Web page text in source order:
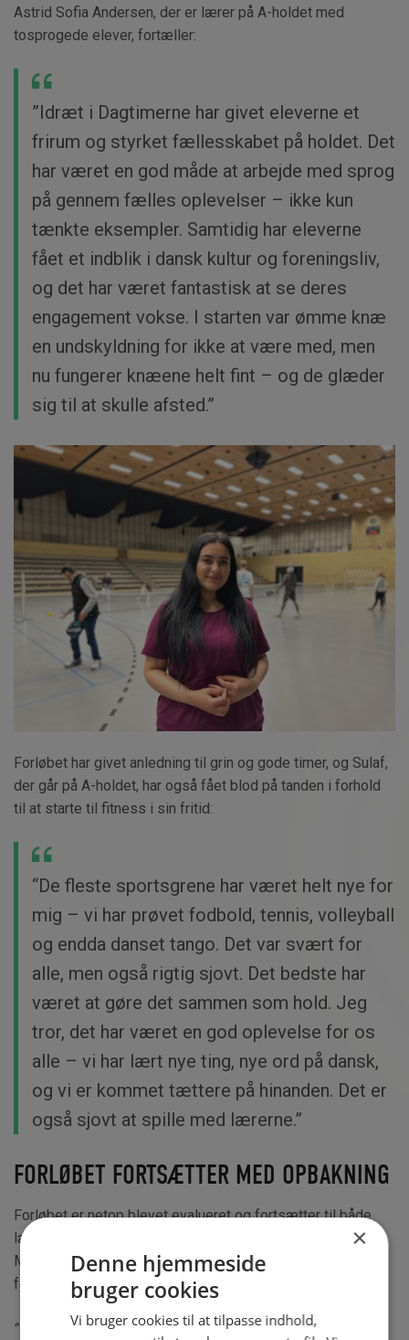
Astrid Sofia Andersen, der er lærer på A-holdet med
tosprogede elever, fortæller:
”Idræt i Dagtimerne har givet eleverne et
frirum og styrket fællesskabet på holdet. Det
har været en god måde at arbejde med sprog
på gennem fælles oplevelser – ikke kun
tænkte eksempler. Samtidig har eleverne
fået et indblik i dansk kultur og foreningsliv,
og det har været fantastisk at se deres
engagement vokse. I starten var ømme knæ
en undskyldning for ikke at være med, men
nu fungerer knæene helt fint – og de glæder
sig til at skulle afsted.”
Forløbet har givet anledning til grin og gode timer, og Sulaf,
der går på A-holdet, har også fået blod på tanden i forhold
til at starte til fitness i sin fritid:
“De fleste sportsgrene har været helt nye for
mig – vi har prøvet fodbold, tennis, volleyball
og endda danset tango. Det var svært for
alle, men også rigtig sjovt. Det bedste har
været at gøre det sammen som hold. Jeg
tror, det har været en god oplevelse for os
alle – vi har lært nye ting, nye ord på dansk,
og vi er kommet tættere på hinanden. Det er
også sjovt at spille med lærerne.”
FORLØBET FORTSÆTTER MED OPBAKNING
Forløbet er netop blevet evalueret og fortsætter til både
lærernes og elevernes store begejstring året ud. Mogens
Mark, der er pædagogisk leder på skolen på Boulevarden
fortæller:
“Vi oplever, at forløbene med Idræt i Dagtimerne bidrager
×
Denne hjemmeside
bruger cookies
Vi bruger cookies til at tilpasse indhold,